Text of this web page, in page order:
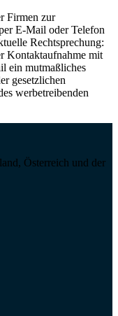
Firmen zur
E-Mail oder Telefon
Rechtsprechung:
Kontaktaufnahme mit
ein mutmaßliches
gesetzlichen
werbetreibenden
Österreich und der